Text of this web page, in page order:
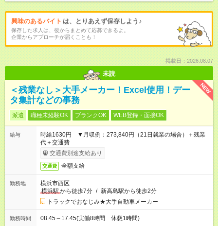
興味のあるバイト は、とりあえず保存しよう♪
保存した求人は、後からまとめて応募できるよ。
企業からアプローチが届くことも！
掲載日：2026.08.07
未読
NEW
＜残業なし＞大手メーカー！Excel使用！デー
タ集計などの事務
派遣 職種未経験OK ブランクOK WEB登録・面接OK
給与
時給1630円 ▼月収例：273,840円（21日就業の場合）＋残業
代＋交通費
交通費別途支給あり
交通費 全額支給
勤務地
横浜市西区
横浜駅から徒歩7分 / 新高島駅から徒歩2分
トラックでおなじみ★大手自動車メーカー
勤務時間 08:45～17:45(実働8時間 休憩1時間)